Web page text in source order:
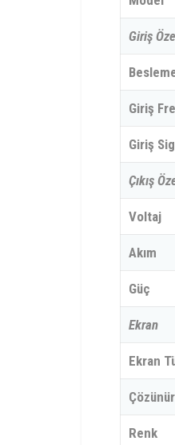
Giriş
Giriş
Giriş
Çıkış
Voltaj
Akım
Güç
Ekran
Ekran
Renk